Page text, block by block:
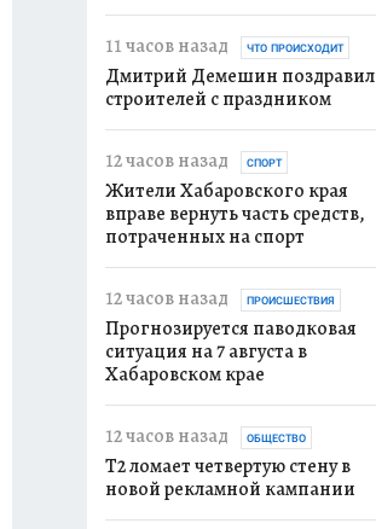
11 часов назад ЧТО ПРОИСХОДИТ
Дмитрий Демешин поздравил
строителей с праздником
12 часов назад СПОРТ
Жители Хабаровского края
вправе вернуть часть средств,
потраченных на спорт
12 часов назад ПРОИСШЕСТВИЯ
Прогнозируется паводковая
ситуация на 7 августа в
Хабаровском крае
12 часов назад ОБЩЕСТВО
Т2 ломает четвертую стену в
новой рекламной кампании